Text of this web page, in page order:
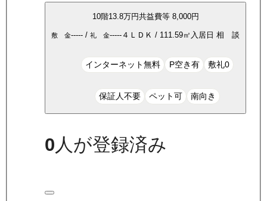
10階13.8万円共益費等 8,000円
敷 金----- / 礼 金----- ４ＬＤＫ / 111.59㎡ 入居日 相 談
インターネット無料 P空き有 敷礼0
保証人不要 ペット可 南向き
0人が登録済み